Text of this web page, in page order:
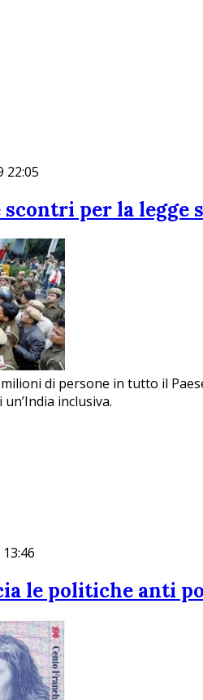
22:05
per la
di persone in tutto il
inclusiva.
le politiche anti